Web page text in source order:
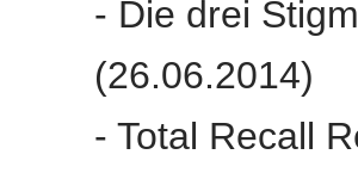
- Die drei
(26.06.2014)
- Total Recall